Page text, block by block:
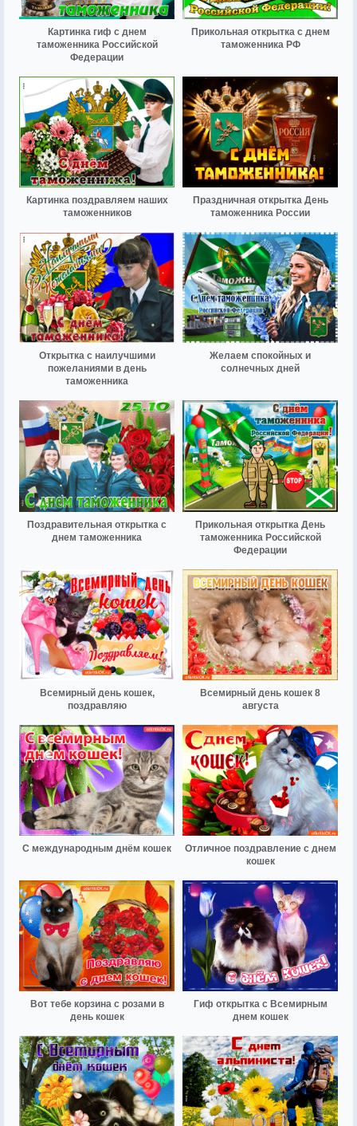
Картинка гиф с днем
таможенника Российской
Федерации
Прикольная открытка с днем
таможенника РФ
Картинка поздравляем наших
таможенников
Праздничная открытка День
таможенника России
Открытка с наилучшими
пожеланиями в день
таможенника
Желаем спокойных и
солнечных дней
Поздравительная открытка с
днем таможенника
Прикольная открытка День
таможенника Российской
Федерации
Всемирный день кошек,
поздравляю
Всемирный день кошек 8
августа
С международным днём кошек
Отличное поздравление с днем
кошек
Вот тебе корзина с розами в
день кошек
Гиф открытка с Всемирным
днем кошек